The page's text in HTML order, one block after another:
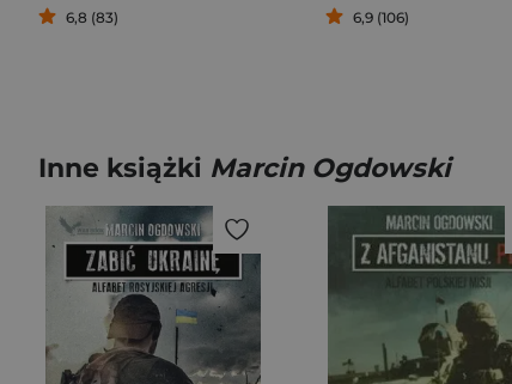
6,8 (83) 6,9 (106)
Inne książki Marcin Ogdowski